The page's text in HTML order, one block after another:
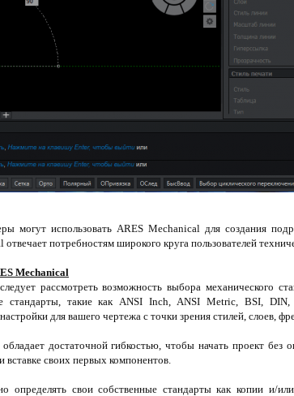
могут использовать ARES Mechanical для создания
потребностям широкого круга пользователей
Mechanical
рассмотреть возможность выбора механического
стандарты, такие как ANSI Inch, ANSI Metric, BSI,
для вашего чертежа с точки зрения стилей, слоев,
достаточной гибкостью, чтобы начать проект без
вставке своих первых компонентов.
определять свои собственные стандарты как копии и/